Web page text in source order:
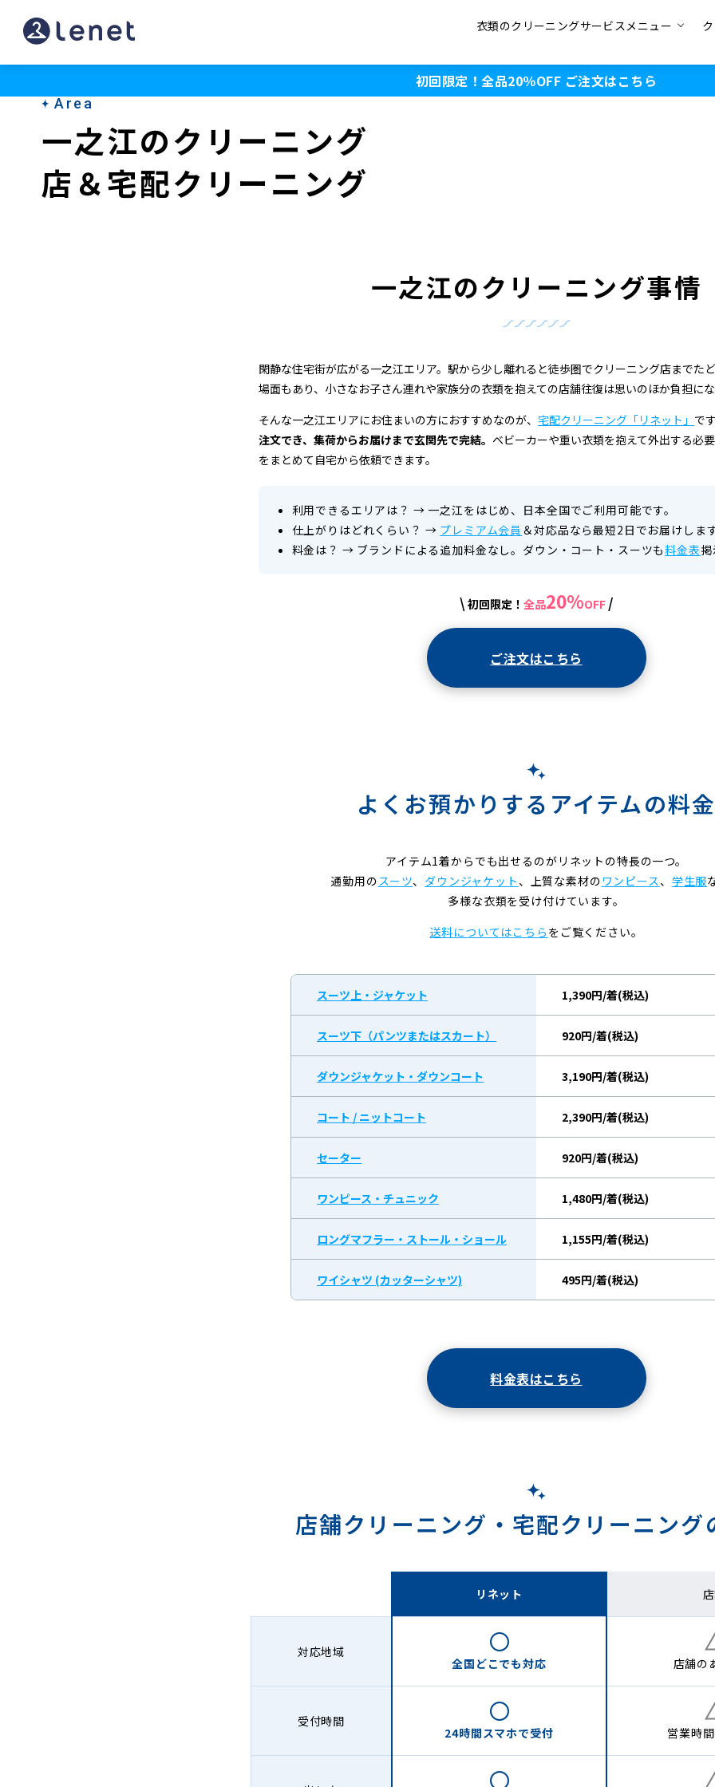
一
之
衣類のクリーニングサービスメニュー
初回限定！全品20％OFF ご注文はこちら
Area
一之江のクリーニング
店＆宅配クリーニング
一之江のクリーニング事情
閑静な住宅街が広がる一之江エリア。駅から少し離れると徒歩圏でクリーニング店までた
場面もあり、小さなお子さん連れや家族分の衣類を抱えての店舗往復は思いのほか負担にな
そんな一之江エリアにお住まいの方におすすめなのが、 宅配クリーニング「リネット」 です
注文でき、集荷からお届けまで玄関先で完結。 ベビーカーや重い衣類を抱えて外出する必
をまとめて自宅から依頼できます。
利用できるエリアは？ → 一之江をはじめ、日本全国でご利用可能です。
仕上がりはどれくらい？ → プレミアム会員 ＆対応品なら最短2日でお届けします
料金は？ → ブランドによる追加料金なし。ダウン・コート・スーツも料金表掲
\ 初回限定！ 全品20%OFF /
ご注文はこちら
よくお預かりするアイテムの料金
アイテム1着からでも出せるのがリネットの特長の一つ。
通勤用のスーツ、 ダウンジャケット 、上質な素材のワンピース、 学生服
多様な衣類を受け付けています。
送料についてはこちら をご覧ください。
スーツ上・ジャケット 1,390円/着(税込)
スーツ下（パンツまたはスカート） 920円/着(税込)
ダウンジャケット・ダウンコート 3,190円/着(税込)
コート / ニットコート 2,390円/着(税込)
セーター 920円/着(税込)
ワンピース・チュニック 1,480円/着(税込)
ロングマフラー・ストール・ショール 1,155円/着(税込)
ワイシャツ (カッターシャツ) 495円/着(税込)
料金表はこちら
店舗クリーニング・ 宅配クリーニング
リネット
対応地域
全国どこでも対応 店舗の
受付時間
24時間スマホで受付 営業時